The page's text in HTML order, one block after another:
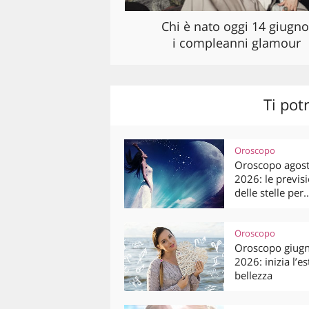
Chi è nato oggi 14
i compleanni glamour
Ti
Oroscopo
Oroscopo
2026: le
delle stelle
Oroscopo
Oroscopo
2026: inizia
bellezza